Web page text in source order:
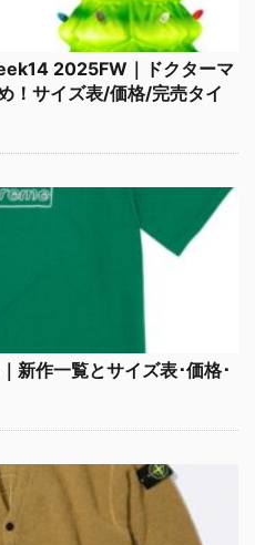
2025FW｜ドクターマ
！サイズ表/価格/完売タイ
作一覧とサイズ表･価格･